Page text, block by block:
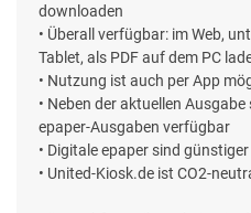
downloaden
• Überall verfügbar: im Web,
Tablet, als PDF auf dem PC
• Nutzung ist auch per App
• Neben der aktuellen
epaper-Ausgaben verfügbar
• Digitale epaper sind
• United-Kiosk.de ist CO2-